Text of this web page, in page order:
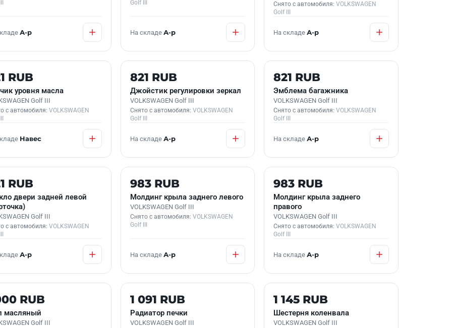
А-р
Golf III
На складе А-р
Снято с автомобиля: VOLKSWAGEN
Golf III
На складеА-р
НАЛИЧИИ
RUB
уровня масла
Golf III
с автомобиля: VOLKSWAGEN
Навес
Б/У В НАЛИЧИИ
821 RUB
Джойстик регулировки зеркал
VOLKSWAGEN Golf III
Снято с автомобиля: VOLKSWAGEN
Golf III
На складе А-р
Б/У В НАЛИЧИИ
821 RUB
Эмблема багажника
VOLKSWAGEN Golf III
Снято с автомобиля: VOLKSWAGEN
Golf III
На складеА-р
НАЛИЧИИ
RUB
двери задней левой
Golf III
с автомобиля: VOLKSWAGEN
А-р
Б/У В НАЛИЧИИ
983 RUB
Молдинг крыла заднего левого
VOLKSWAGEN Golf III
Снято с автомобиля: VOLKSWAGEN
Golf III
На складе А-р
Б/У В НАЛИЧИИ
983 RUB
Молдинг крыла заднего
правого
VOLKSWAGEN Golf III
Снято с автомобиля: VOLKSWAGEN
Golf III
На складеА-р
НАЛИЧИИ
RUB
масляный
Golf III
Б/У В НАЛИЧИИ
1 091 RUB
Радиатор печки
VOLKSWAGEN Golf III
Б/У В НАЛИЧИИ
1 145 RUB
Шестерня коленвала
VOLKSWAGEN Golf III